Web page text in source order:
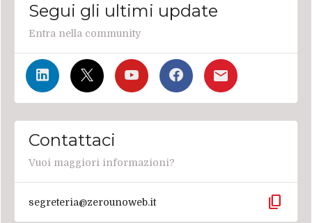
Segui gli ultimi update
Entra nella community
Contattaci
Vuoi maggiori informazioni?
segreteria@zerounoweb.it content_copy